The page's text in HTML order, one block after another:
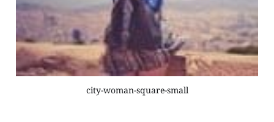
city-woman-square-small